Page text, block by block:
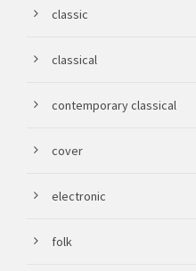
classic
classical
contemporary classical
cover
electronic
folk